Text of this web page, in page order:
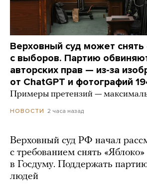
Верховный суд может
с выборов. Партию
авторских прав — из-за
от ChatGPT и фотографий
Примеры претензий —
НОВОСТИ 2 часа назад
Верховный суд РФ начал
с требованием снять
в Госдуму. Поддержать
людей